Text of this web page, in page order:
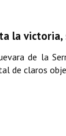
la victoria,
de la
de claros